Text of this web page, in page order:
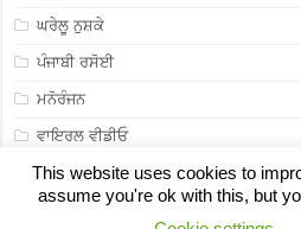
ਘਰੇਲੂ ਨੁਸ਼ਕੇ
ਪੰਜਾਬੀ ਰਸੋਈ
ਮਨੋਰੰਜਨ
ਵਾਇਰਲ ਵੀਡੀਓ
This website uses cookies to
assume you're ok with this, but